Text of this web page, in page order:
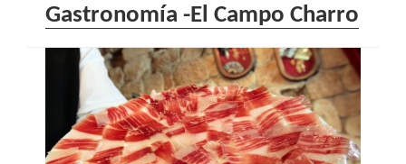
AYUDA
NAVEGACIÓN
Gastronomía -El Campo Charro